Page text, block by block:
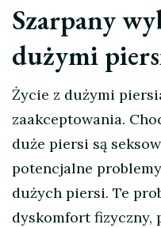
Szarpany
dużymi
Życie z dużymi
zaakceptowania.
duże piersi są
potencjalne
dużych piersi. Te
dyskomfort fizyczny,